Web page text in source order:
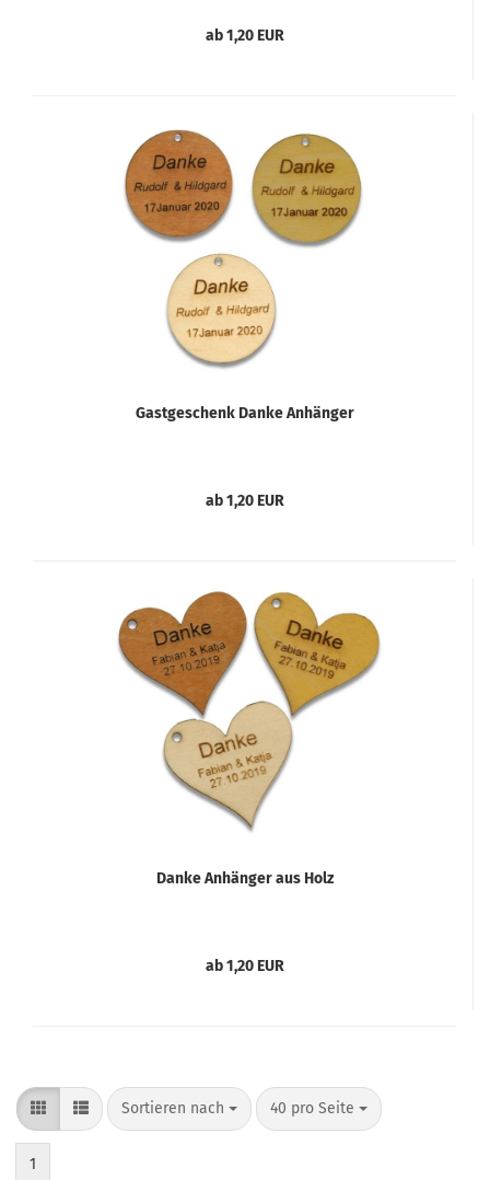
ab 1,20 EUR
Gastgeschenk Danke Anhänger
ab 1,20 EUR
Danke Anhänger aus Holz
ab 1,20 EUR
Sortieren nach
Sortieren nach 40 pro Seite
pro Seite
1